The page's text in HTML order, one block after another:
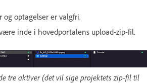
optagelser er valgfri.
inde i hovedportalens upload-zip-fil.
tre aktiver (det vil sige projektets zip-fil til